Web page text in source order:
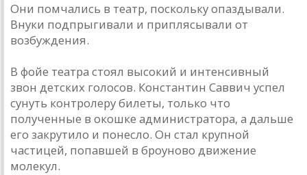
Они помчались в театр, поскольку опаздывали.
Внуки подпрыгивали и приплясывали от
возбуждения.
В фойе театра стоял высокий и интенсивный
звон детских голосов. Константин Саввич успел
сунуть контролеру билеты, только что
полученные в окошке администратора, а дальше
его закрутило и понесло. Он стал крупной
частицей, попавшей в броуново движение
молекул.